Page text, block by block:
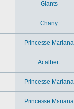
Giants
Chany
Princesse Mariana
Adalbert
Princesse Mariana
Princesse Mariana